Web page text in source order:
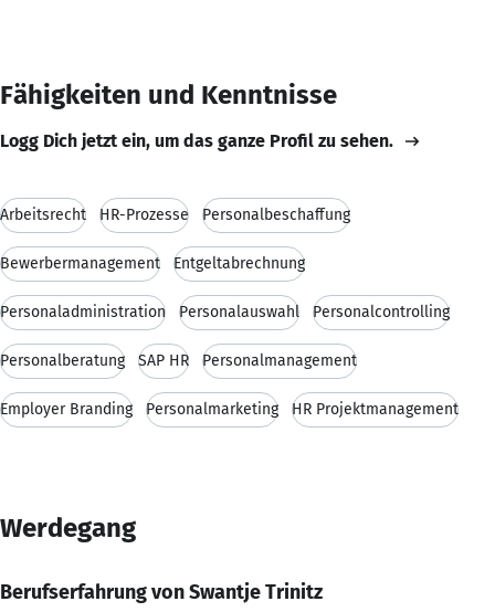
Fähigkeiten und Kenntnisse
Logg Dich jetzt ein, um das ganze Profil zu sehen.
Arbeitsrecht HR-Prozesse Personalbeschaffung
Bewerbermanagement Entgeltabrechnung
Personaladministration Personalauswahl Personalcontrolling
Personalberatung SAP HR Personalmanagement
Employer Branding Personalmarketing HR Projektmanagement
Werdegang
Berufserfahrung von Swantje Trinitz